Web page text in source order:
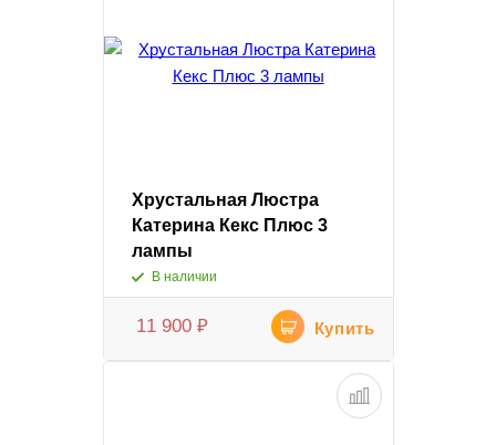
Хрустальная Люстра
Катерина Кекс Плюс 3
лампы
В наличии
11 900 ₽ Купить